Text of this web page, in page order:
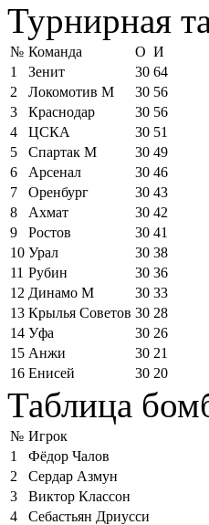
Турнирная
№ Команда О И
1
Зенит 30 64
2
Локомотив М 30 56
3
Краснодар 30 56
4
ЦСКА 30 51
5
Спартак М 30 49
6
Арсенал 30 46
7
Оренбург 30 43
8
Ахмат 30 42
9
Ростов 30 41
10 Урал 30 38
11 Рубин 30 36
12 Динамо М 30 33
13 Крылья Советов 30 28
14 Уфа 30 26
15 Анжи 30 21
16 Енисей 30 20
Таблица
№ Игрок
1
Фёдор Чалов
2
Сердар Азмун
3
Виктор Классон
4
Себастьян Дриусси